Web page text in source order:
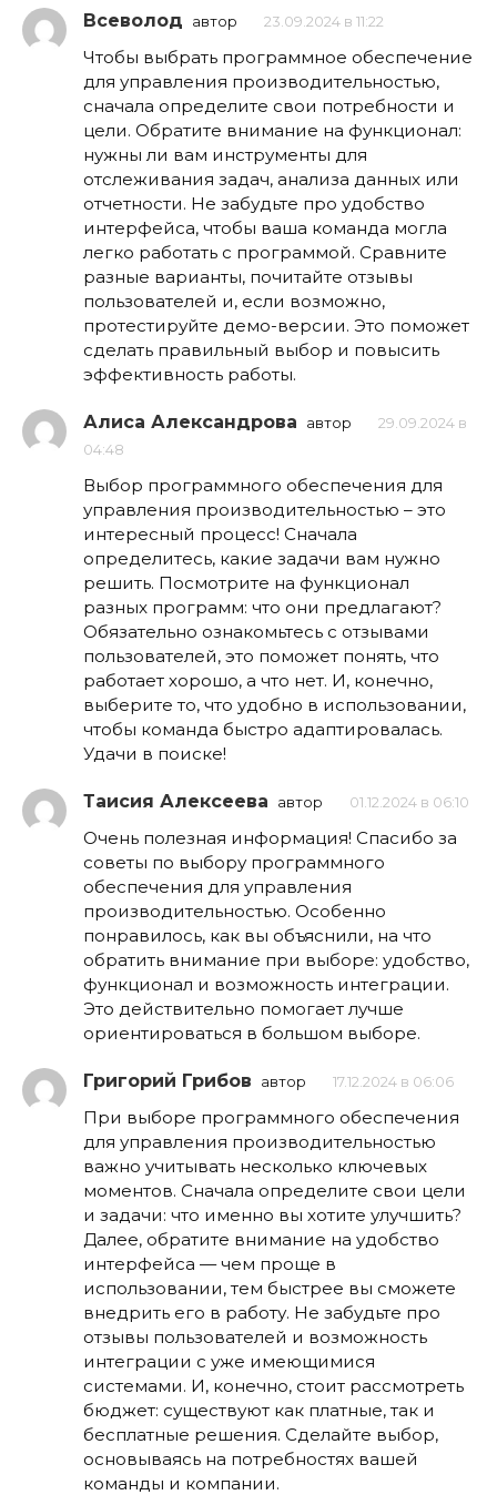
Всеволод автор 23.09.2024 в 11:22
Чтобы выбрать программное обеспечение
для управления производительностью,
сначала определите свои потребности и
цели. Обратите внимание на функционал:
нужны ли вам инструменты для
отслеживания задач, анализа данных или
отчетности. Не забудьте про удобство
интерфейса, чтобы ваша команда могла
легко работать с программой. Сравните
разные варианты, почитайте отзывы
пользователей и, если возможно,
протестируйте демо-версии. Это поможет
сделать правильный выбор и повысить
эффективность работы.
Алиса Александрова автор
29.09.2024 в
04:48
Выбор программного обеспечения для
управления производительностью – это
интересный процесс! Сначала
определитесь, какие задачи вам нужно
решить. Посмотрите на функционал
разных программ: что они предлагают?
Обязательно ознакомьтесь с отзывами
пользователей, это поможет понять, что
работает хорошо, а что нет. И, конечно,
выберите то, что удобно в использовании,
чтобы команда быстро адаптировалась.
Удачи в поиске!
Таисия Алексеева автор 01.12.2024 в 06:10
Очень полезная информация! Спасибо за
советы по выбору программного
обеспечения для управления
производительностью. Особенно
понравилось, как вы объяснили, на что
обратить внимание при выборе: удобство,
функционал и возможность интеграции.
Это действительно помогает лучше
ориентироваться в большом выборе.
Григорий Грибов автор 17.12.2024 в 06:06
При выборе программного обеспечения
для управления производительностью
важно учитывать несколько ключевых
моментов. Сначала определите свои цели
и задачи: что именно вы хотите улучшить?
Далее, обратите внимание на удобство
интерфейса — чем проще в
использовании, тем быстрее вы сможете
внедрить его в работу. Не забудьте про
отзывы пользователей и возможность
интеграции с уже имеющимися
системами. И, конечно, стоит рассмотреть
бюджет: существуют как платные, так и
бесплатные решения. Сделайте выбор,
основываясь на потребностях вашей
команды и компании.